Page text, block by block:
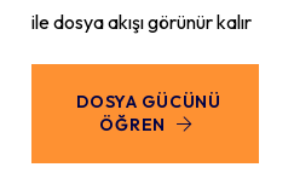
ile dosya akışı görünür kalır
DOSYA GÜCÜNÜ
ÖĞREN